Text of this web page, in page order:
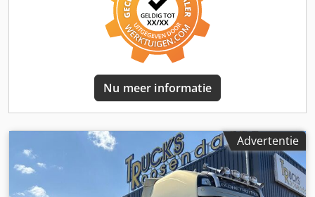
raamverstelling, koelkast, mistlampen, tweede
, = Overige opties en accessoires = Dodpfx
Adoztkvtjpskr - Aluminium brandstoftank - Airconditioning
- Luchtgeveerde stoelen - Radio/CD-speler - Slaapcabine -
Zijskirts - Zonneklep - Wegrijbeveiliging = Verdere
informatie = Vooras: bandenmaat: 385/55 R22,5; stuurbaar;
vering: bladveer Achteras: bandenmaat: 315/70 R22,5;
dubbele banden; vering: luchtvering Ledig gewicht: 7.749
Referentienummer: 4
Nu meer informatie
Advertentie